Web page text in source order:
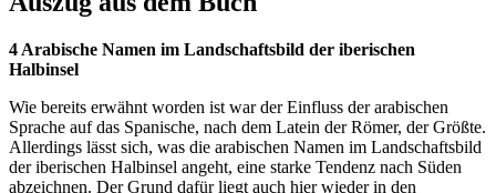
4 Arabische Namen im Landschaftsbild der iberischen
Halbinsel
Wie bereits erwähnt worden ist war der Einfluss der arabischen
Sprache auf das Spanische, nach dem Latein der Römer, der Größte.
Allerdings lässt sich, was die arabischen Namen im Landschaftsbild
der iberischen Halbinsel angeht, eine starke Tendenz nach Süden
abzeichnen. Der Grund dafür liegt auch hier wieder in den